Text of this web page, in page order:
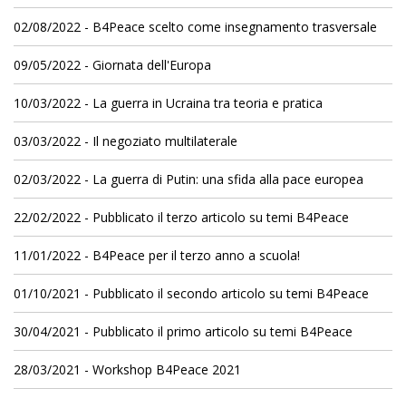
02/08/2022 - B4Peace scelto come insegnamento trasversale
09/05/2022 - Giornata dell'Europa
10/03/2022 - La guerra in Ucraina tra teoria e pratica
03/03/2022 - Il negoziato multilaterale
02/03/2022 - La guerra di Putin: una sfida alla pace europea
22/02/2022 - Pubblicato il terzo articolo su temi B4Peace
11/01/2022 - B4Peace per il terzo anno a scuola!
01/10/2021 - Pubblicato il secondo articolo su temi B4Peace
30/04/2021 - Pubblicato il primo articolo su temi B4Peace
28/03/2021 - Workshop B4Peace 2021